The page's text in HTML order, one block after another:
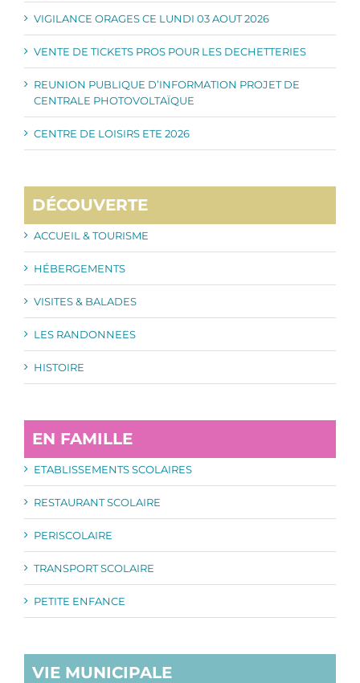
VIGILANCE ORAGES CE LUNDI 03 AOUT 2026
VENTE DE TICKETS PROS POUR LES DECHETTERIES
REUNION PUBLIQUE D’INFORMATION PROJET DE
CENTRALE PHOTOVOLTAÏQUE
CENTRE DE LOISIRS ETE 2026
DÉCOUVERTE
ACCUEIL & TOURISME
HÉBERGEMENTS
VISITES & BALADES
LES RANDONNEES
HISTOIRE
EN FAMILLE
ETABLISSEMENTS SCOLAIRES
RESTAURANT SCOLAIRE
PERISCOLAIRE
TRANSPORT SCOLAIRE
PETITE ENFANCE
VIE MUNICIPALE